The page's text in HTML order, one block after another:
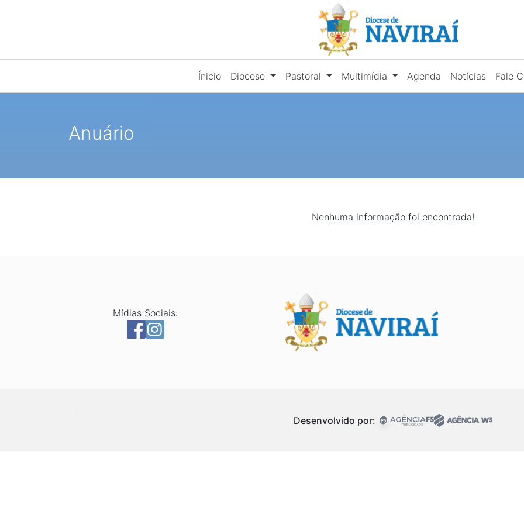
Ínicio Diocese Pastoral Multimídia Agenda Notícias Fale
Anuário
Nenhuma informação foi encontrada!
Mídias Sociais:
Desenvolvido por: